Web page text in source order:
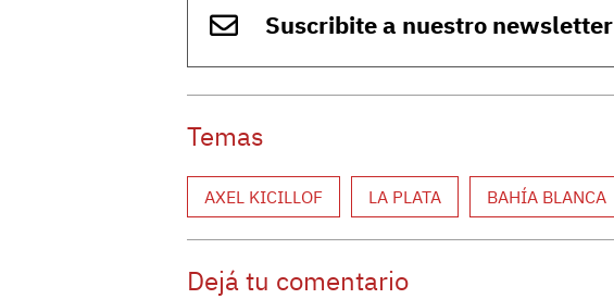
Suscribite a nuestro newsletter
Temas
AXEL KICILLOF LA PLATA BAHÍA BLANCA
Dejá tu comentario